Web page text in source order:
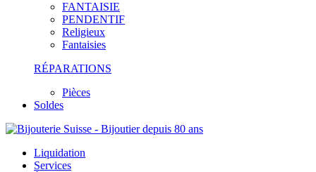
FANTAISIE
PENDENTIF
Religieux
Fantaisies
RÉPARATIONS
Pièces
Soldes
Liquidation
Services